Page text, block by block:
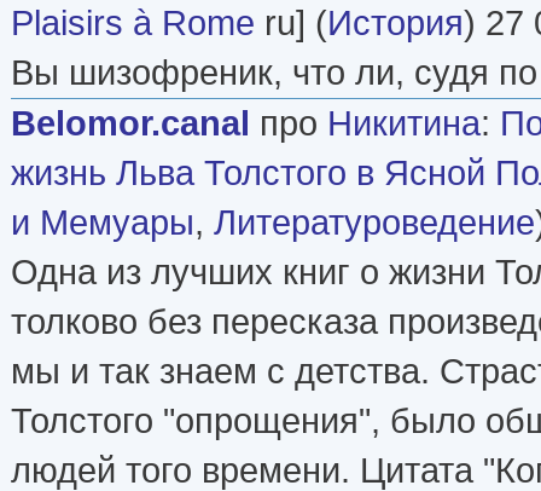
Plaisirs à Rome ru] (История) 27
Вы шизофреник, что ли, судя
Belomor.canal про Никитина:
жизнь Льва Толстого в Ясной
и Мемуары, Литературоведение
Одна из лучших книг о жизни
толково без пересказа
мы и так знаем с детства.
Толстого "опрощения", было
людей того времени. Цитата